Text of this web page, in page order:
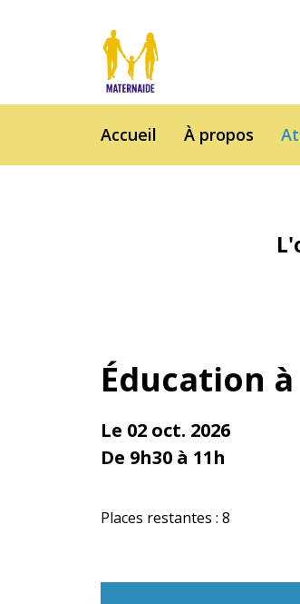
Accueil À propos
Éducation
Le 02 oct. 2026
De 9h30 à 11h
Places restantes : 8